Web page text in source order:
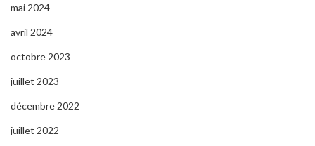
mai 2024
avril 2024
octobre 2023
juillet 2023
décembre 2022
juillet 2022